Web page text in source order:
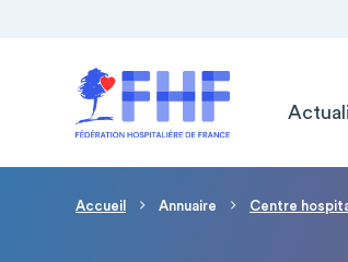
Fil d'Ariane
Accueil Annuaire Centre